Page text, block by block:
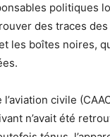
politiques
des traces
les boîtes noires,
civile
n’avait été